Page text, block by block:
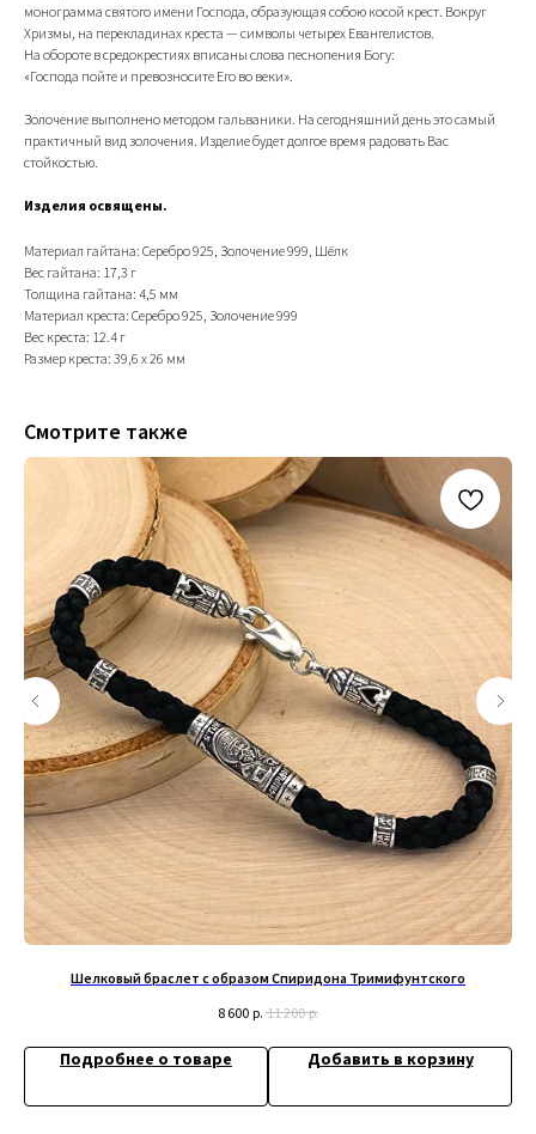
монограмма святого имени Господа, образующая собою косой крест. Вокруг
Хризмы, на перекладинах креста — символы четырех Евангелистов.
На обороте в средокрестиях вписаны слова песнопения Богу:
«Господа пойте и превозносите Его во веки».
Золочение выполнено методом гальваники. На сегодняшний день это самый
практичный вид золочения. Изделие будет долгое время радовать Вас
стойкостью.
Изделия освящены.
Материал гайтана: Серебро 925, Золочение 999, Шёлк
Вес гайтана: 17,3 г
Толщина гайтана: 4,5 мм
Материал креста: Серебро 925, Золочение 999
Вес креста: 12.4 г
Размер креста: 39,6 х 26 мм
Смотрите также
Шелковый браслет с образом Спиридона Тримифунтского
8 600 р. 11 200 р.
Подробнее о товаре Добавить в корзину
Сайт разработан - @bogoduhovilya
© 2019-2026 Русские Мастерские
Информация
Договор оферта
Политика конфиденциальности
Обмен и возврат
Доставка и оплата
ИП Титенков Александр Владимирович
ИНН: 525813293944
ОГРНИП: 319527500128352
адрес: г.Нижний Новгород,
ул. Маслякова д. 12а
Контакты:
+79200098811